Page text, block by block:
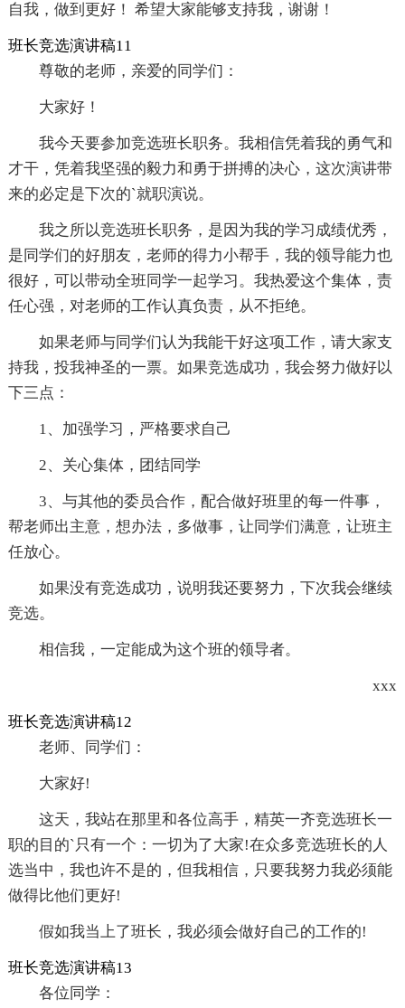
自我，做到更好！ 希望大家能够支持我，谢谢！
班长竞选演讲稿11
尊敬的老师，亲爱的同学们：
大家好！
我今天要参加竞选班长职务。我相信凭着我的勇气和
才干，凭着我坚强的毅力和勇于拼搏的决心，这次演讲带
来的必定是下次的`就职演说。
我之所以竞选班长职务，是因为我的学习成绩优秀，
是同学们的好朋友，老师的得力小帮手，我的领导能力也
很好，可以带动全班同学一起学习。我热爱这个集体，责
任心强，对老师的工作认真负责，从不拒绝。
如果老师与同学们认为我能干好这项工作，请大家支
持我，投我神圣的一票。如果竞选成功，我会努力做好以
下三点：
1、加强学习，严格要求自己
2、关心集体，团结同学
3、与其他的委员合作，配合做好班里的每一件事，
帮老师出主意，想办法，多做事，让同学们满意，让班主
任放心。
如果没有竞选成功，说明我还要努力，下次我会继续
竞选。
相信我，一定能成为这个班的领导者。
xxx
班长竞选演讲稿12
老师、同学们：
大家好!
这天，我站在那里和各位高手，精英一齐竞选班长一
职的目的`只有一个：一切为了大家!在众多竞选班长的人
选当中，我也许不是的，但我相信，只要我努力我必须能
做得比他们更好!
假如我当上了班长，我必须会做好自己的工作的!
班长竞选演讲稿13
各位同学：